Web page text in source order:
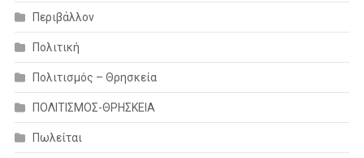
Περιβάλλον
Πολιτική
Πολιτισμός – Θρησκεία
ΠΟΛΙΤΙΣΜΟΣ-ΘΡΗΣΚΕΙΑ
Πωλείται